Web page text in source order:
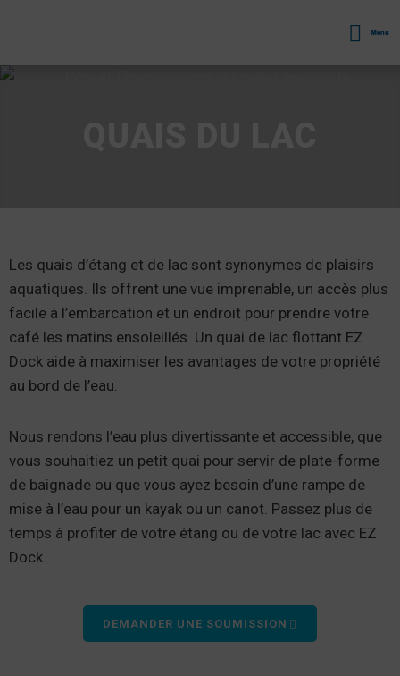
Menu
Les quais d’étang et de lac sont synonymes de plaisirs
aquatiques. Ils offrent une vue imprenable, un accès plus
facile à l’embarcation et un endroit pour prendre votre
café les matins ensoleillés. Un quai de lac flottant EZ
Dock aide à maximiser les avantages de votre propriété
au bord de l’eau.
Nous rendons l’eau plus divertissante et accessible, que
vous souhaitiez un petit quai pour servir de plate-forme
de baignade ou que vous ayez besoin d’une rampe de
mise à l’eau pour un kayak ou un canot. Passez plus de
temps à profiter de votre étang ou de votre lac avec EZ
Dock.
DEMANDER UNE SOUMISSION